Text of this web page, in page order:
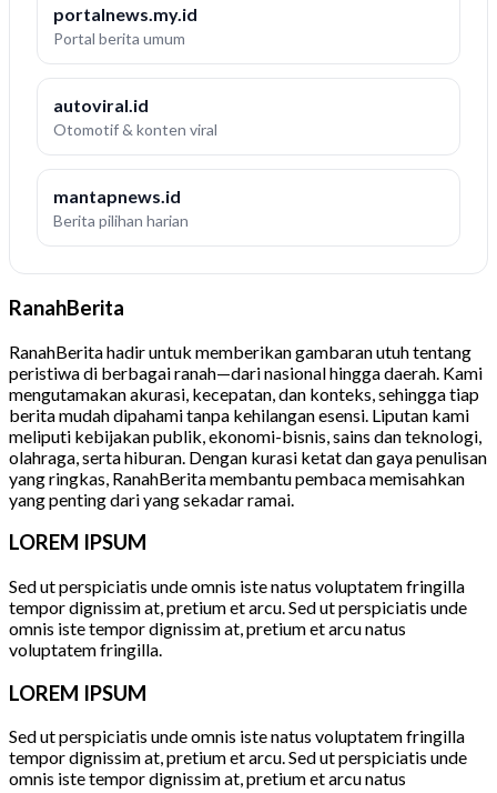
portalnews.my.id
Portal berita umum
autoviral.id
Otomotif & konten viral
mantapnews.id
Berita pilihan harian
RanahBerita
RanahBerita hadir untuk memberikan gambaran utuh tentang
peristiwa di berbagai ranah—dari nasional hingga daerah. Kami
mengutamakan akurasi, kecepatan, dan konteks, sehingga tiap
berita mudah dipahami tanpa kehilangan esensi. Liputan kami
meliputi kebijakan publik, ekonomi-bisnis, sains dan teknologi,
olahraga, serta hiburan. Dengan kurasi ketat dan gaya penulisan
yang ringkas, RanahBerita membantu pembaca memisahkan
yang penting dari yang sekadar ramai.
LOREM IPSUM
Sed ut perspiciatis unde omnis iste natus voluptatem fringilla
tempor dignissim at, pretium et arcu. Sed ut perspiciatis unde
omnis iste tempor dignissim at, pretium et arcu natus
voluptatem fringilla.
LOREM IPSUM
Sed ut perspiciatis unde omnis iste natus voluptatem fringilla
tempor dignissim at, pretium et arcu. Sed ut perspiciatis unde
omnis iste tempor dignissim at, pretium et arcu natus